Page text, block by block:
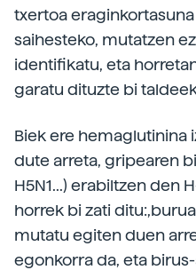
txertoa
saihesteko, mutatzen
identifikatu, eta
garatu dituzte bi
Biek ere hemaglutinina
dute arreta, gripearen
H5N1...) erabiltzen den
horrek bi zati
mutatu egiten duen
egonkorra da, eta